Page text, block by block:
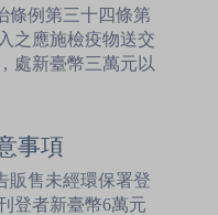
條例第三十四條第
之應施檢疫物送交
處新臺幣三萬元以
事項
販售未經環保署登
登者新臺幣6萬元